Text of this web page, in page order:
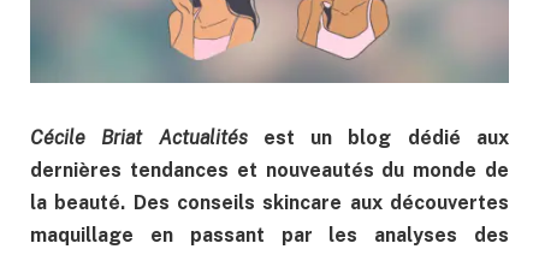
Cécile Briat Actualitésest un blog dédié aux
dernières tendances et nouveautés du monde de
la beauté. Des conseils skincare aux découvertes
maquillage en passant par les analyses des